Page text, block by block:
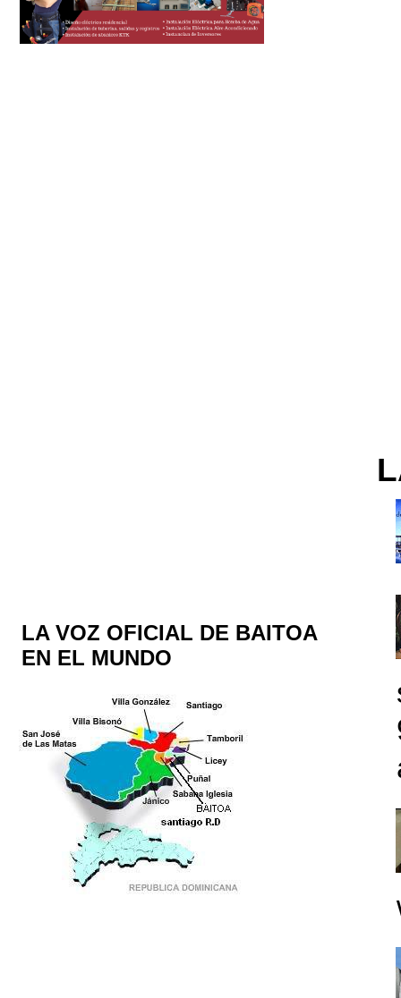
LA VOZ OFICIAL DE BAITOA
EN EL MUNDO